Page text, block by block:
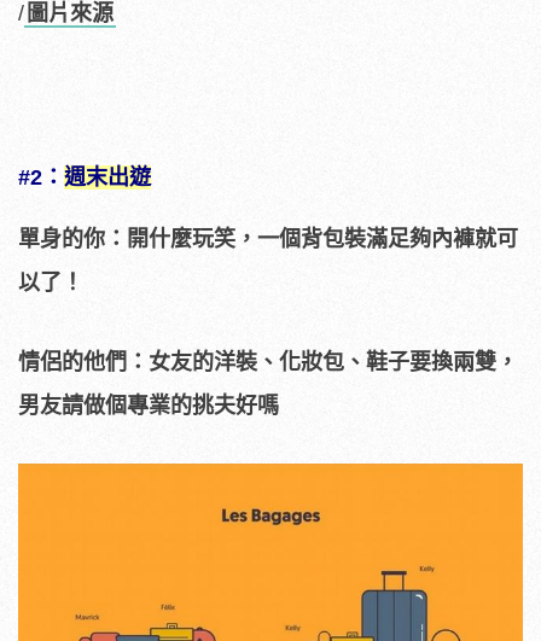
/ 圖片來源
#2： 週末出遊
單身的你：開什麼玩笑，一個背包裝滿足夠內褲就可
以了！
情侶的他們：女友的洋裝、化妝包、鞋子要換兩雙，
男友請做個專業的挑夫好嗎